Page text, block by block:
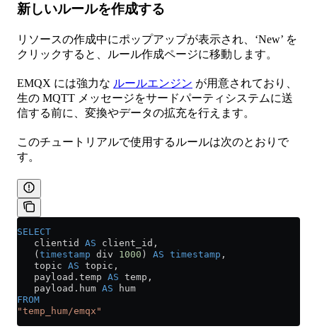
新しいルールを作成する
リソースの作成中にポップアップが表示され、‘New’ を
クリックすると、ルール作成ページに移動します。
EMQX には強力な ルールエンジン が用意されており、
生の MQTT メッセージをサードパーティシステムに送
信する前に、変換やデータの拡充を行えます。
このチュートリアルで使用するルールは次のとおりで
す。
SELECT
   clientid
AS client_id,
   (
timestamp div 1000 ) AS timestamp ,
   topic
AS topic,
   payload
. temp AS temp,
   payload
. hum AS hum
FROM
"temp_hum/emqx"